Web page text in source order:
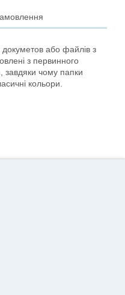
докуметов або файлів з
з первинного
завдяки чому папки
кольори.